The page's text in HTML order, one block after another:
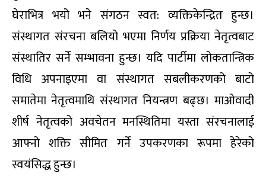
घेराभित्र भयो भने संगठन स्वत: व्यक्तिकेन्द्रित हुन्छ।
संस्थागत संरचना बलियो भएमा निर्णय प्रक्रिया नेतृत्वबाट
संस्थातिर सर्ने सम्भावना हुन्छ। यदि पार्टीमा लोकतान्त्रिक
विधि अपनाइएमा वा संस्थागत सबलीकरणको बाटो
समातेमा नेतृत्वमाथि संस्थागत नियन्त्रण बढ्छ। माओवादी
शीर्ष नेतृत्वको अवचेतन मनस्थितिमा यस्ता संरचनालाई
आफ्नो शक्ति सीमित गर्ने उपकरणका रूपमा हेरेको
स्वयंसिद्ध हुन्छ।